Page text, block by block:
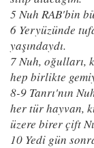
5 Nuh RAB'bin
6 Yeryüzünde
yaşındaydı.
7 Nuh, oğulları,
hep birlikte
8-9 Tanrı'nın
her tür hayvan,
üzere birer çift
10 Yedi gün